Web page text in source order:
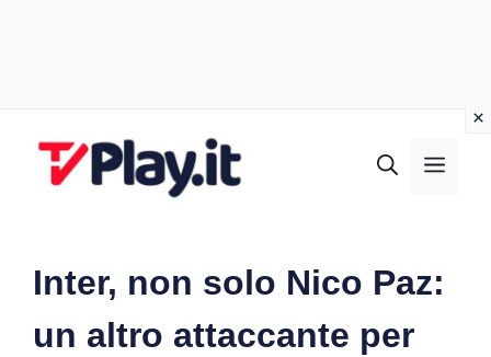
Inter, non solo Nico Paz:
un altro attaccante per